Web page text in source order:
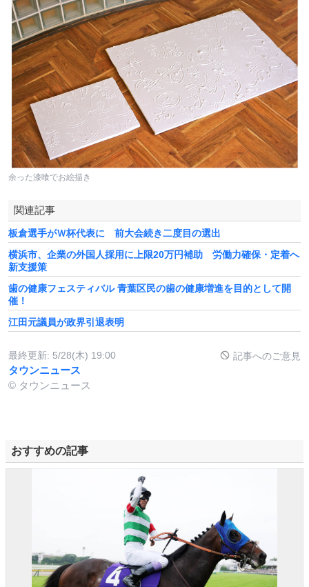
余った漆喰でお絵描き
関連記事
板倉選手がＷ杯代表に 前大会続き二度目の選出
横浜市、企業の外国人採用に上限20万円補助 労働力確保・定着へ
新支援策
歯の健康フェスティバル 青葉区民の歯の健康増進を目的として開
催！
江田元議員が政界引退表明
最終更新: 5/28(木) 19:00 記事へのご意見
タウンニュース
© タウンニュース
おすすめの記事